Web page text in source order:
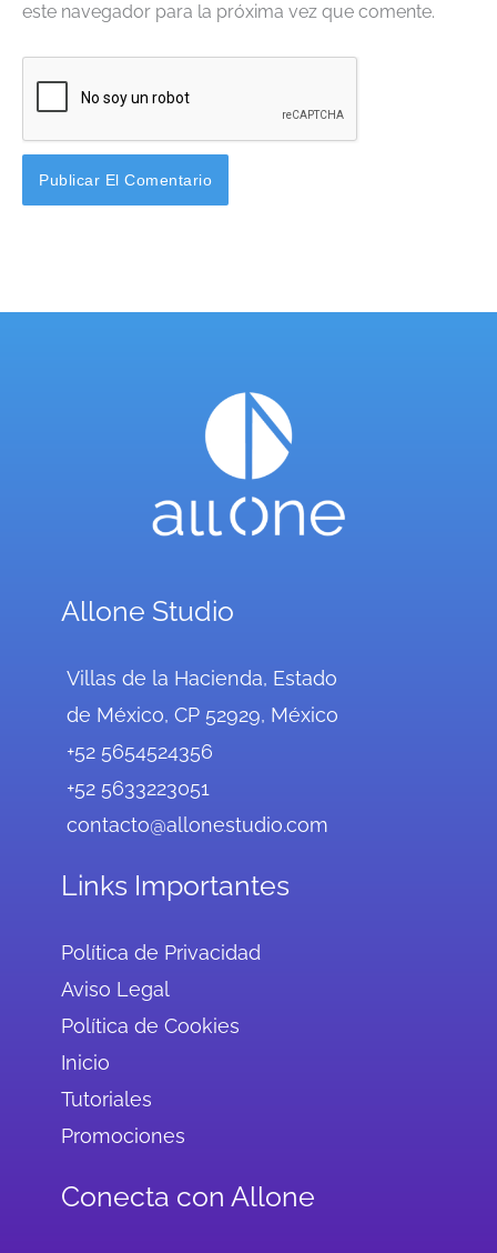
este navegador para la próxima vez que comente.
Allone Studio
Villas de la Hacienda, Estado
de México, CP 52929, México
+52 5654524356
+52 5633223051
contacto@allonestudio.com
Links Importantes
Política de Privacidad
Aviso Legal
Política de Cookies
Inicio
Tutoriales
Promociones
Conecta con Allone